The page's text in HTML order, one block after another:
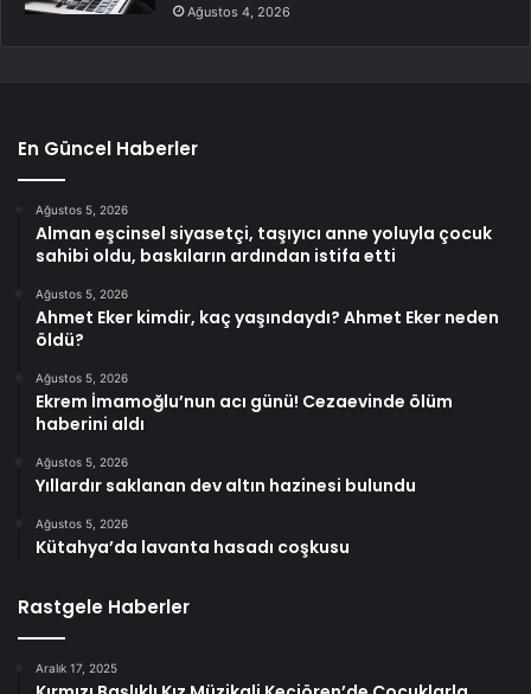
Ağustos 4, 2026
En Güncel Haberler
Ağustos 5, 2026
Alman eşcinsel siyasetçi, taşıyıcı anne yoluyla çocuk
sahibi oldu, baskıların ardından istifa etti
Ağustos 5, 2026
Ahmet Eker kimdir, kaç yaşındaydı? Ahmet Eker neden
öldü?
Ağustos 5, 2026
Ekrem İmamoğlu’nun acı günü! Cezaevinde ölüm
haberini aldı
Ağustos 5, 2026
Yıllardır saklanan dev altın hazinesi bulundu
Ağustos 5, 2026
Kütahya’da lavanta hasadı coşkusu
Rastgele Haberler
Aralık 17, 2025